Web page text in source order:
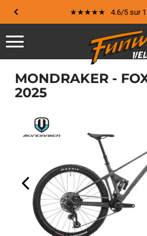
★★★★★ 4.6/5 sur
MONDRAKER -
2025